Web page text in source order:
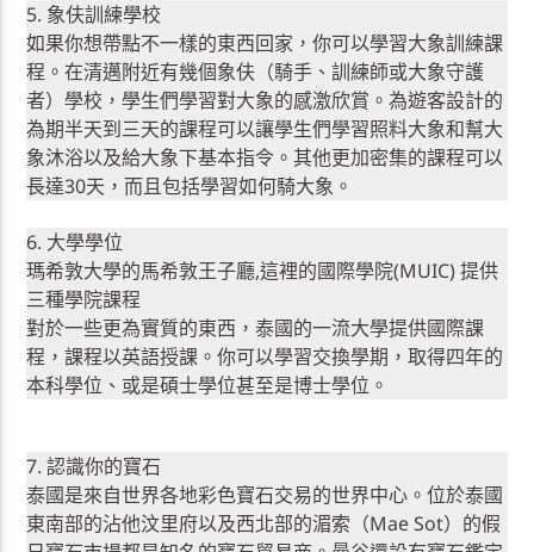
5. 象伕訓練學校
如果你想帶點不一樣的東西回家，你可以學習大象訓練課
程。在清邁附近有幾個象伕（騎手、訓練師或大象守護
者）學校，學生們學習對大象的感激欣賞。為遊客設計的
為期半天到三天的課程可以讓學生們學習照料大象和幫大
象沐浴以及給大象下基本指令。其他更加密集的課程可以
長達30天，而且包括學習如何騎大象。
6. 大學學位
瑪希敦大學的馬希敦王子廳,這裡的國際學院(MUIC) 提供
三種學院課程
對於一些更為實質的東西，泰國的一流大學提供國際課
程，課程以英語授課。你可以學習交換學期，取得四年的
本科學位、或是碩士學位甚至是博士學位。
7. 認識你的寶石
泰國是來自世界各地彩色寶石交易的世界中心。位於泰國
東南部的沾他汶里府以及西北部的湄索（Mae Sot）的假